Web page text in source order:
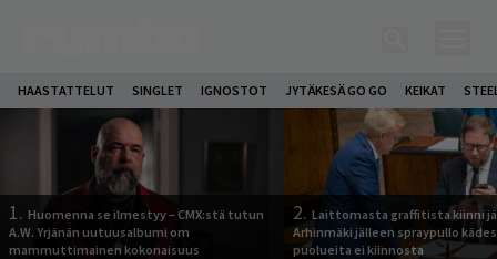
HAASTATTELUT SINGLET IGNOSTOT JYTÄKESÄ GO GO KEIKAT
1. Huomenna se ilmestyy – CMX:stä tutun
A.W. Yrjänän uutuusalbumi om
mammuttimainen kokonaisuus
2. Laittomasta graffitista kiinni
Arhinmäki jälleen spraypullo
puolueita ei kiinnosta